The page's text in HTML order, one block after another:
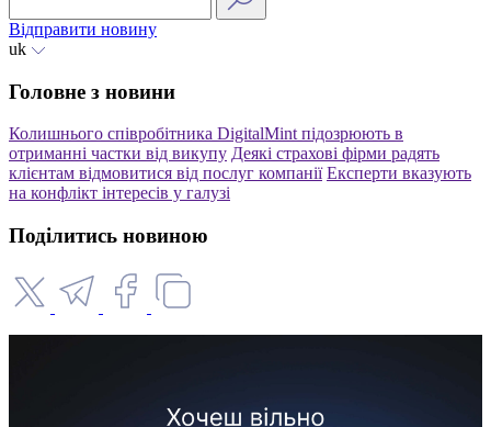
Відправити новину
uk
Головне з новини
Колишнього співробітника DigitalMint підозрюють в
отриманні частки від викупу Деякі страхові фірми радять
клієнтам відмовитися від послуг компанії Експерти вказують
на конфлікт інтересів у галузі
Поділитись новиною